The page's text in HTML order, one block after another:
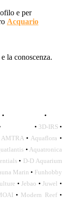
e per
Acquario
la conoscenza.
• •
• 3D-IRS •
AMTRA• Aquaflora •
• Aquatronica
• D-D Aquarium
Marin • Funhobby
•Jebao •Juwel •
• Modern Reef•